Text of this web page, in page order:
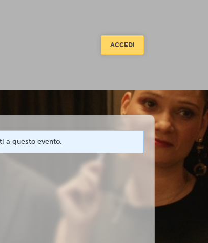
ACCEDI
a questo evento.